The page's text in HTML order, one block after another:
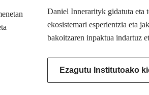
Daniel Innerarityk gidatuta eta
ekosistemari esperientzia eta
bakoitzaren inpaktua indartuz
Ezagutu Institutoako